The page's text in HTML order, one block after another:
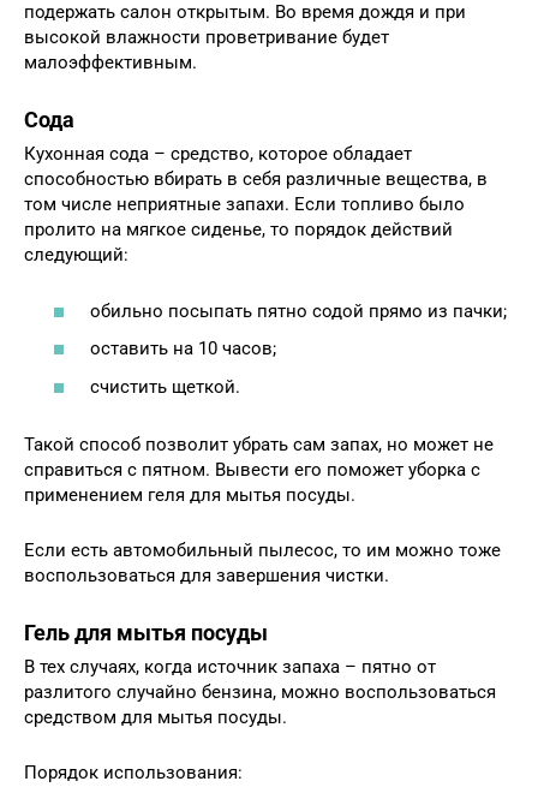
подержать салон открытым. Во время дождя и при
высокой влажности проветривание будет
малоэффективным.
Сода
Кухонная сода – средство, которое обладает
способностью вбирать в себя различные вещества, в
том числе неприятные запахи. Если топливо было
пролито на мягкое сиденье, то порядок действий
следующий:
обильно посыпать пятно содой прямо из пачки;
оставить на 10 часов;
счистить щеткой.
Такой способ позволит убрать сам запах, но может не
справиться с пятном. Вывести его поможет уборка с
применением геля для мытья посуды.
Если есть автомобильный пылесос, то им можно тоже
воспользоваться для завершения чистки.
Гель для мытья посуды
В тех случаях, когда источник запаха – пятно от
разлитого случайно бензина, можно воспользоваться
средством для мытья посуды.
Порядок использования: